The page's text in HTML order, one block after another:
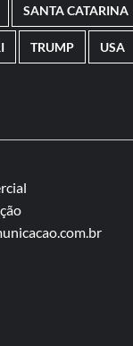
SANTA CATARINA
TRUMP USA